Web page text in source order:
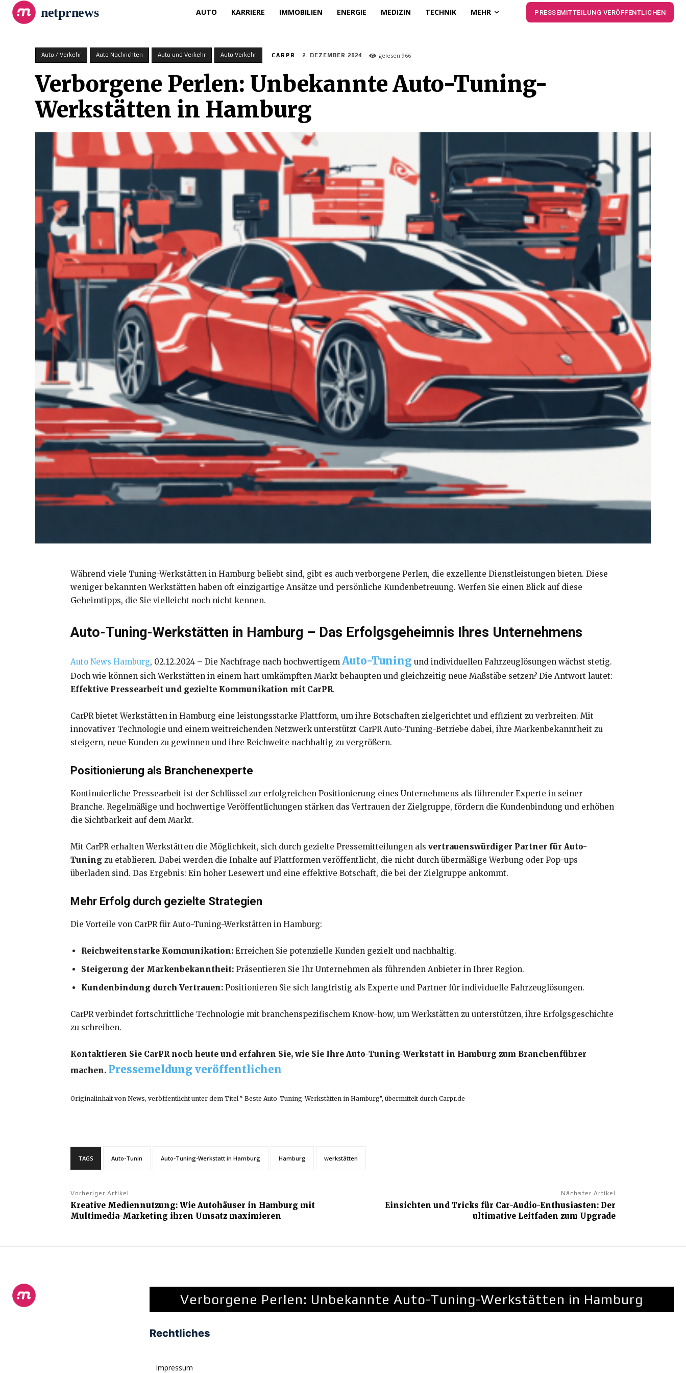
netprnews AUTO KARRIERE IMMOBILIEN ENERGIE MEDIZIN TECHNIK MEHR PRESSEMITTEILUNG VERÖFFENTLICHEN
Auto / Verkehr Auto Nachrichten Auto und Verkehr Auto Verkehr CARPR 2. DEZEMBER 2024 gelesen 966
Verborgene Perlen: Unbekannte Auto-Tuning-
Werkstätten in Hamburg
Während viele Tuning-Werkstätten in Hamburg beliebt sind, gibt es auch verborgene Perlen, die exzellente Dienstleistungen bieten. Diese
weniger bekannten Werkstätten haben oft einzigartige Ansätze und persönliche Kundenbetreuung. Werfen Sie einen Blick auf diese
Geheimtipps, die Sie vielleicht noch nicht kennen.
Auto-Tuning-Werkstätten in Hamburg – Das Erfolgsgeheimnis Ihres Unternehmens
Auto News Hamburg, 02.12.2024 – Die Nachfrage nach hochwertigem Auto-Tuning und individuellen Fahrzeuglösungen wächst stetig.
Doch wie können sich Werkstätten in einem hart umkämpften Markt behaupten und gleichzeitig neue Maßstäbe setzen? Die Antwort lautet:
Effektive Pressearbeit und gezielte Kommunikation mit CarPR.
CarPR bietet Werkstätten in Hamburg eine leistungsstarke Plattform, um ihre Botschaften zielgerichtet und effizient zu verbreiten. Mit
innovativer Technologie und einem weitreichenden Netzwerk unterstützt CarPR Auto-Tuning-Betriebe dabei, ihre Markenbekanntheit zu
steigern, neue Kunden zu gewinnen und ihre Reichweite nachhaltig zu vergrößern.
Positionierung als Branchenexperte
Kontinuierliche Pressearbeit ist der Schlüssel zur erfolgreichen Positionierung eines Unternehmens als führender Experte in seiner
Branche. Regelmäßige und hochwertige Veröffentlichungen stärken das Vertrauen der Zielgruppe, fördern die Kundenbindung und erhöhen
die Sichtbarkeit auf dem Markt.
Mit CarPR erhalten Werkstätten die Möglichkeit, sich durch gezielte Pressemitteilungen als vertrauenswürdiger Partner für Auto-
Tuning zu etablieren. Dabei werden die Inhalte auf Plattformen veröffentlicht, die nicht durch übermäßige Werbung oder Pop-ups
überladen sind. Das Ergebnis: Ein hoher Lesewert und eine effektive Botschaft, die bei der Zielgruppe ankommt.
Mehr Erfolg durch gezielte Strategien
Die Vorteile von CarPR für Auto-Tuning-Werkstätten in Hamburg:
Reichweitenstarke Kommunikation: Erreichen Sie potenzielle Kunden gezielt und nachhaltig.
Steigerung der Markenbekanntheit: Präsentieren Sie Ihr Unternehmen als führenden Anbieter in Ihrer Region.
Kundenbindung durch Vertrauen: Positionieren Sie sich langfristig als Experte und Partner für individuelle Fahrzeuglösungen.
CarPR verbindet fortschrittliche Technologie mit branchenspezifischem Know-how, um Werkstätten zu unterstützen, ihre Erfolgsgeschichte
zu schreiben.
Kontaktieren Sie CarPR noch heute und erfahren Sie, wie Sie Ihre Auto-Tuning-Werkstatt in Hamburg zum Branchenführer
machen. Pressemeldung veröffentlichen
Originalinhalt von News, veröffentlicht unter dem Titel “ Beste Auto-Tuning-Werkstätten in Hamburg“, übermittelt durch Carpr.de
TAGS Auto-Tunin Auto-Tuning-Werkstatt in Hamburg Hamburg werkstätten
Vorheriger Artikel
Kreative Mediennutzung: Wie Autohäuser in Hamburg mit
Multimedia-Marketing ihren Umsatz maximieren
Nächster Artikel
Einsichten und Tricks für Car-Audio-Enthusiasten: Der
ultimative Leitfaden zum Upgrade
Verborgene Perlen: Unbekannte Auto-Tuning-Werkstätten in Hamburg
Rechtliches
Impressum